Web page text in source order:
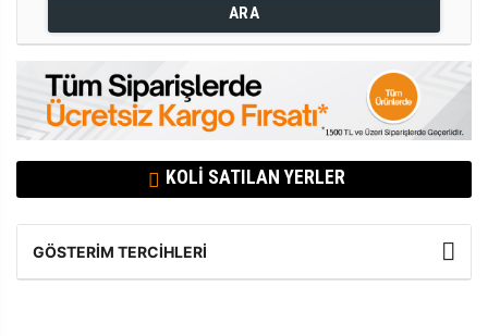
ARA
KOLI SATILAN YERLER
GÖSTERIM TERCIHLERI